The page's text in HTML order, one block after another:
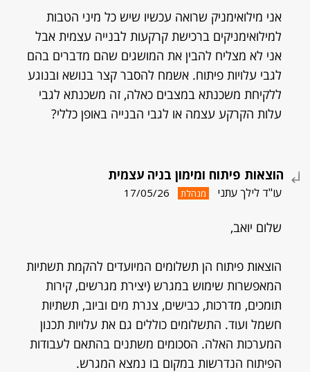
אני מילואימניק שרואה עכשיו שיש כל מיני הטבות
למילואימניקים ברכישת קרקעות לבנייה עצמית אבל
אני לא מצליח להבין את המושגים שהם מדברים בהם
לגבי עלויות פיתוח. אשמח להסבר קצר בנושא ובנוגע
ללקיחת משכנתא במצבים כאלה, זה משכנתא לגבי
עלות הקרקע עצמה או לגבי הבנייה באופן כללי?
הוצאות פיתוח ומימון בניה עצמית
עו"ד לילך עתני מנהלת 17/05/26
שלום יואב,
הוצאות פיתוח הן תשלומים המיועדים להקמת תשתיות
המאפשרות שימוש במגרש (יצירת מגרשים, קירות
תומכים, מדרכות, כבישים, צנרת מים וביוב, תשתיות
חשמל ועוד. התשלומים כוללים גם את עלויות תכנון
המערכות האלה. הסכומים משתנים בהתאם לעבודות
הפיתוח הנדרשות במקום בו נמצא המגרש.